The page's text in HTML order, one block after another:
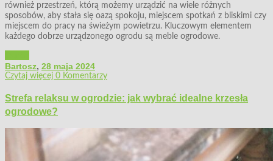
również przestrzeń, którą możemy urządzić na wiele różnych
sposobów, aby stała się oazą spokoju, miejscem spotkań z bliskimi czy
miejscem do pracy na świeżym powietrzu. Kluczowym elementem
każdego dobrze urządzonego ogrodu są meble ogrodowe.
Bartosz, 28 maja 2024
Czytaj więcej 0 Komentarzy
Strefa relaksu w ogrodzie: jak wybrać idealne krzesła
ogrodowe?